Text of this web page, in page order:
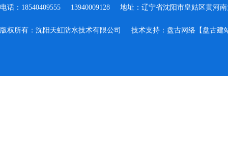
电话：18540409555 13940009128 地址：辽宁省沈阳市皇姑区黄河南
版权所有：沈阳天虹防水技术有限公司 技术支持： 盘古网络 【盘古建